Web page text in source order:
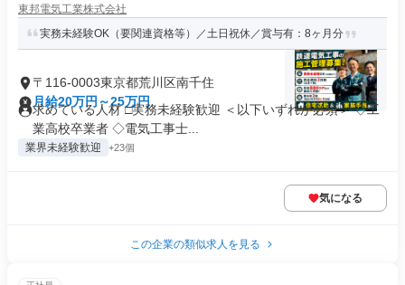
東邦電気工業株式会社
実務未経験OK（要関連資格等）／土日祝休／賞与有：8ヶ月分
〒116-0003東京都荒川区南千住
月給20万円～25万円
求めている人材 □実務未経験歓迎 ＜以下いずれか必須＞ ◇工
業高校卒業者 ◇電気工事士...
業界未経験歓迎 +23個
気になる
この企業の類似求人を見る